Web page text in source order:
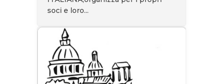
soci e loro...